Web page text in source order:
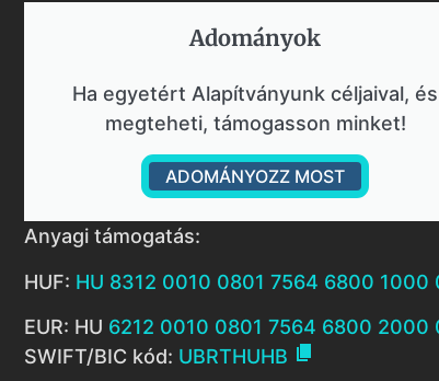
Adományok​
Ha egyetért Alapítványunk céljaival, és
megteheti, támogasson minket!
ADOMÁNYOZZ MOST
Anyagi támogatás:
HUF: HU 8312 0010 0801 7564 6800 1000
EUR: HU 6212 0010 0801 7564 6800 2000
SWIFT/BIC kód: UBRTHUHB 